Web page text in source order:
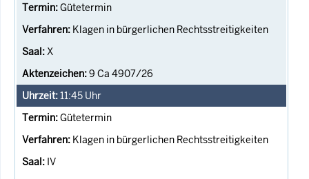
Gütetermin
Klagen in bürgerlichen Rechtsstreitigkeiten
X
9 Ca 4907/26
11:45 Uhr
Gütetermin
Klagen in bürgerlichen Rechtsstreitigkeiten
IV